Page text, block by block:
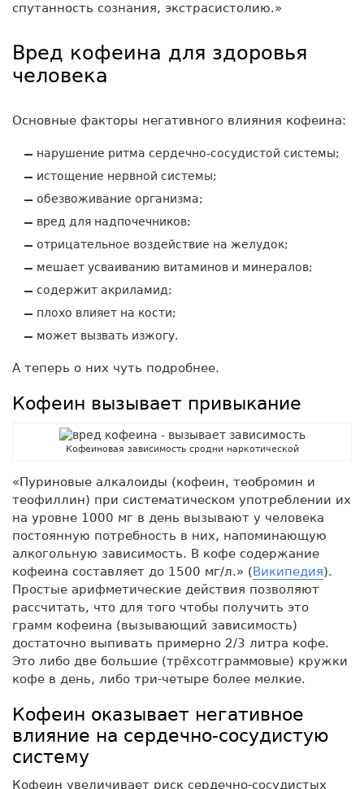
спутанность сознания, экстрасистолию.»
Вред кофеина для здоровья
человека
Основные факторы негативного влияния кофеина:
нарушение ритма сердечно-сосудистой системы;
истощение нервной системы;
обезвоживание организма;
вред для надпочечников;
отрицательное воздействие на желудок;
мешает усваиванию витаминов и минералов;
содержит акриламид;
плохо влияет на кости;
может вызвать изжогу.
А теперь о них чуть подробнее.
Кофеин вызывает привыкание
Кофеиновая зависимость сродни наркотической
«Пуриновые алкалоиды (кофеин, теобромин и
теофиллин) при систематическом употреблении их
на уровне 1000 мг в день вызывают у человека
постоянную потребность в них, напоминающую
алкогольную зависимость. В кофе содержание
кофеина составляет до 1500 мг/л.» ( Википедия).
Простые арифметические действия позволяют
рассчитать, что для того чтобы получить это
грамм кофеина (вызывающий зависимость)
достаточно выпивать примерно 2/3 литра кофе.
Это либо две большие (трёхсотграммовые) кружки
кофе в день, либо три-четыре более мелкие.
Кофеин оказывает негативное
влияние на сердечно-сосудистую
систему
Кофеин увеличивает риск сердечно-сосудистых